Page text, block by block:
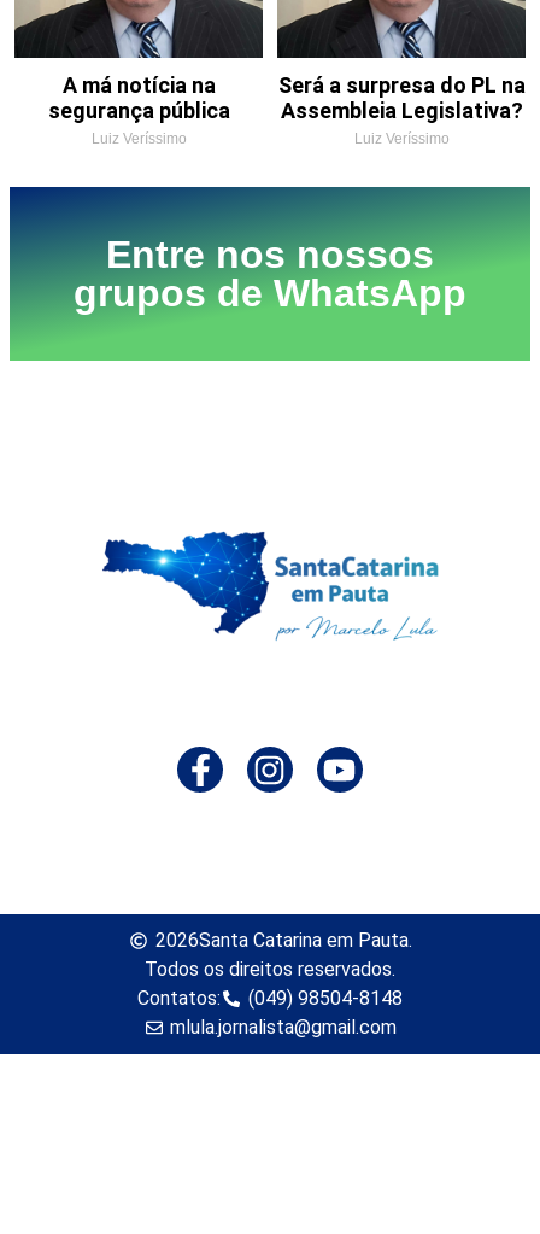
A má notícia na
segurança pública
Luiz Veríssimo
Será a surpresa do PL na
Assembleia Legislativa?
Luiz Veríssimo
Entre nos nossos
grupos de WhatsApp
2026Santa Catarina em Pauta.
Todos os direitos reservados.
Contatos:
(049) 98504-8148
mlula.jornalista@gmail.com